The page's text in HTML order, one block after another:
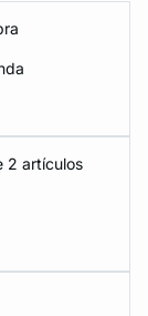
2 artículos